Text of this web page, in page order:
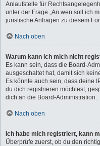
Anlaufstelle für
unter der Frage „An wen soll ich
juristische Anfragen zu diesem
Nach oben
Warum kann ich mich nicht
Es kann sein, dass die Board-
ausgeschaltet hat, damit sich
Es könnte auch sein, dass deine
du dich registrieren möchtest,
dich an die Board-Administration.
Nach oben
Ich habe mich registriert, kann
Überprüfe zuerst, ob du den